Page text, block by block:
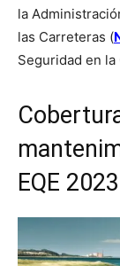
la
las Carreteras (
Seguridad en
EQE 2023